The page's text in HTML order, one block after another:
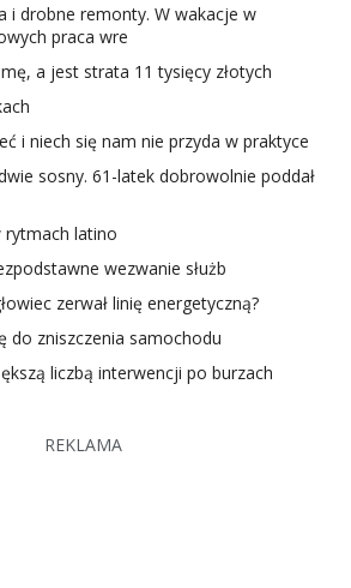
i drobne remonty. W wakacje w
praca wre
a jest strata 11 tysięcy złotych
i niech się nam nie przyda w praktyce
sosny. 61-latek dobrowolnie poddał
rytmach latino
wezwanie służb
zerwał linię energetyczną?
do zniszczenia samochodu
liczbą interwencji po burzach
REKLAMA